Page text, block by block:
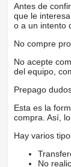
Antes de
que le
o a un intento
No compre
No acepte
del equipo,
Prepago
Esta es la
compra. Así,
Hay varios
No